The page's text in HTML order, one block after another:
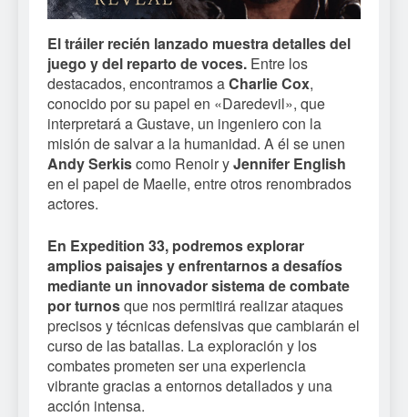
El tráiler recién lanzado muestra detalles del
juego y del reparto de voces. Entre los
destacados, encontramos aCharlie Cox,
conocido por su papel en «Daredevil», que
interpretará a Gustave, un ingeniero con la
misión de salvar a la humanidad. A él se unen
Andy Serkiscomo Renoir yJennifer English
en el papel de Maelle, entre otros renombrados
actores.
En Expedition 33, podremos explorar
amplios paisajes y enfrentarnos a desafíos
mediante un innovador sistema de combate
por turnosque nos permitirá realizar ataques
precisos y técnicas defensivas que cambiarán el
curso de las batallas. La exploración y los
combates prometen ser una experiencia
vibrante gracias a entornos detallados y una
acción intensa.